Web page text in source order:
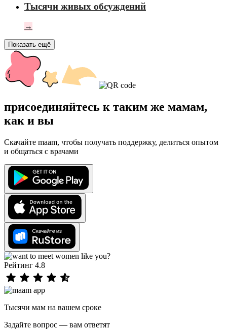
Тысячи живых обсуждений
→
Показать ещё
присоединяйтесь к таким же мамам,
как и вы
Скачайте maam, чтобы получать поддержку, делиться опытом
и общаться с врачами
Рейтинг 4.8
Тысячи мам на вашем сроке
Задайте вопрос — вам ответят